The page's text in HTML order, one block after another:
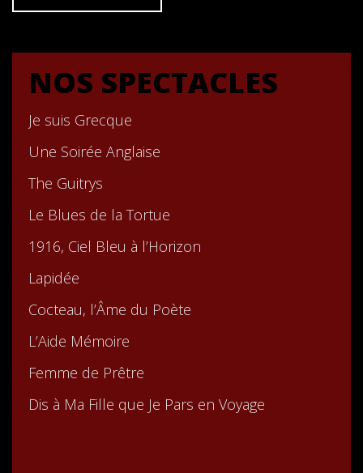
NOS SPECTACLES
Je suis Grecque
Une Soirée Anglaise
The Guitrys
Le Blues de la Tortue
1916, Ciel Bleu à l’Horizon
Lapidée
Cocteau, l’Âme du Poète
L’Aide Mémoire
Femme de Prêtre
Dis à Ma Fille que Je Pars en Voyage